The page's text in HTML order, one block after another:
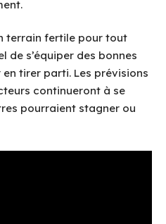
terrain fertile pour tout
de s’équiper des bonnes
tirer parti. Les prévisions
continueront à se
pourraient stagner ou